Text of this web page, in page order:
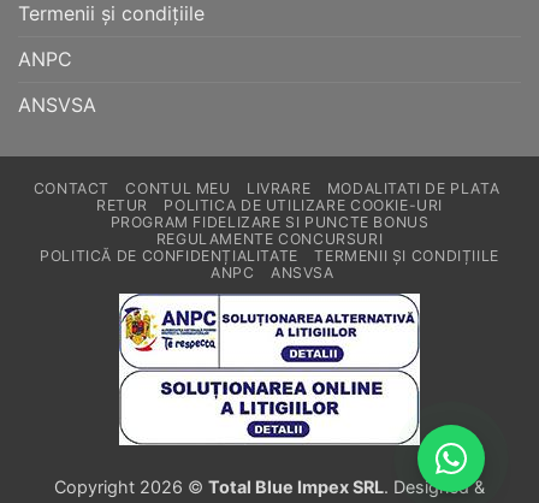
Termenii și condițiile
ANPC
ANSVSA
CONTACT CONTUL MEU LIVRARE
MODALITATI DE PLATA
RETUR
POLITICA DE UTILIZARE COOKIE-URI
PROGRAM FIDELIZARE SI PUNCTE BONUS
REGULAMENTE CONCURSURI
POLITICĂ DE CONFIDENȚIALITATE
TERMENII ȘI CONDIȚIILE
ANPC
ANSVSA
Copyright 2026 © Total Blue Impex SRL. Designed &